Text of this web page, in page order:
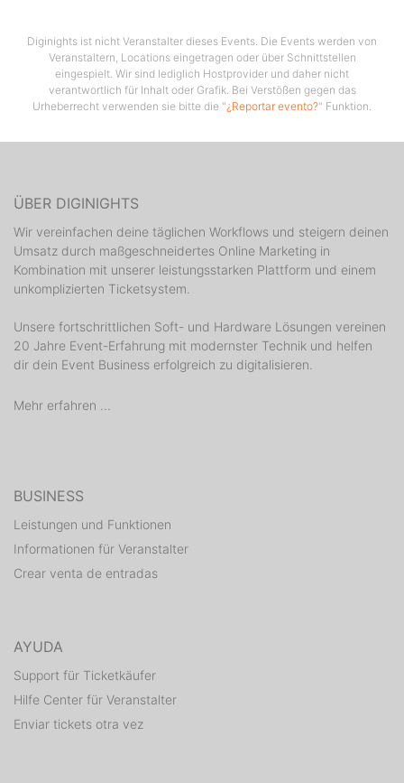
Diginights ist nicht Veranstalter dieses Events. Die Events werden von
Veranstaltern, Locations eingetragen oder über Schnittstellen
eingespielt. Wir sind lediglich Hostprovider und daher nicht
verantwortlich für Inhalt oder Grafik. Bei Verstößen gegen das
Urheberrecht verwenden sie bitte die "¿Reportar evento?" Funktion.
ÜBER DIGINIGHTS
Wir vereinfachen deine täglichen Workflows und steigern deinen
Umsatz durch maßgeschneidertes Online Marketing in
Kombination mit unserer leistungsstarken Plattform und einem
unkomplizierten Ticketsystem.
Unsere fortschrittlichen Soft- und Hardware Lösungen vereinen
20 Jahre Event-Erfahrung mit modernster Technik und helfen
dir dein Event Business erfolgreich zu digitalisieren.
Mehr erfahren ...
BUSINESS
Leistungen und Funktionen
Informationen für Veranstalter
Crear venta de entradas
AYUDA
Support für Ticketkäufer
Hilfe Center für Veranstalter
Enviar tickets otra vez